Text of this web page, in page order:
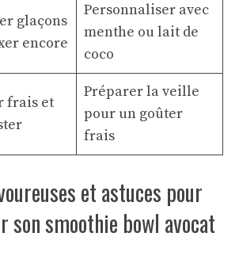
glaçons
encore
Personnaliser avec
menthe ou lait de
coco
frais et
Préparer la veille
pour un goûter
frais
et astuces pour
son smoothie bowl avocat